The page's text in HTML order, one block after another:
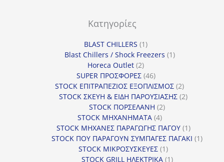
Κατηγορίες
BLAST CHILLERS 11
προϊόν
Blast Chillers / Shock Freezers 11
Horeca Outlet 22
προϊόντα
SUPER ΠΡΟΣΦΟΡΕΣ 4646
προϊόντα
STOCK ΕΠΙΤΡΑΠΕΖΙΟΣ ΕΞΟΠΛΙΣΜΟΣ 22
προϊόντα
STOCK ΣΚΕΥΗ & ΕΙΔΗ ΠΑΡΟΥΣΙΑΣΗΣ 22
STOCK ΠΟΡΣΕΛΑΝΗ 22
STOCK ΜΗΧΑΝΗΜΑΤΑ 44
προϊόντα
STOCK ΜΗΧΑΝΕΣ ΠΑΡΑΓΩΓΗΣ ΠΑΓΟΥ 11
προϊόν
STOCK ΠΟΥ ΠΑΡΑΓΟΥΝ ΣΥΜΠΑΓΕΣ ΠΑΓΑΚΙ 11
STOCK ΜΙΚΡΟΣΥΣΚΕΥΕΣ 11
προϊόν
STOCK GRILL ΗΛΕΚΤΡΙΚΑ 11